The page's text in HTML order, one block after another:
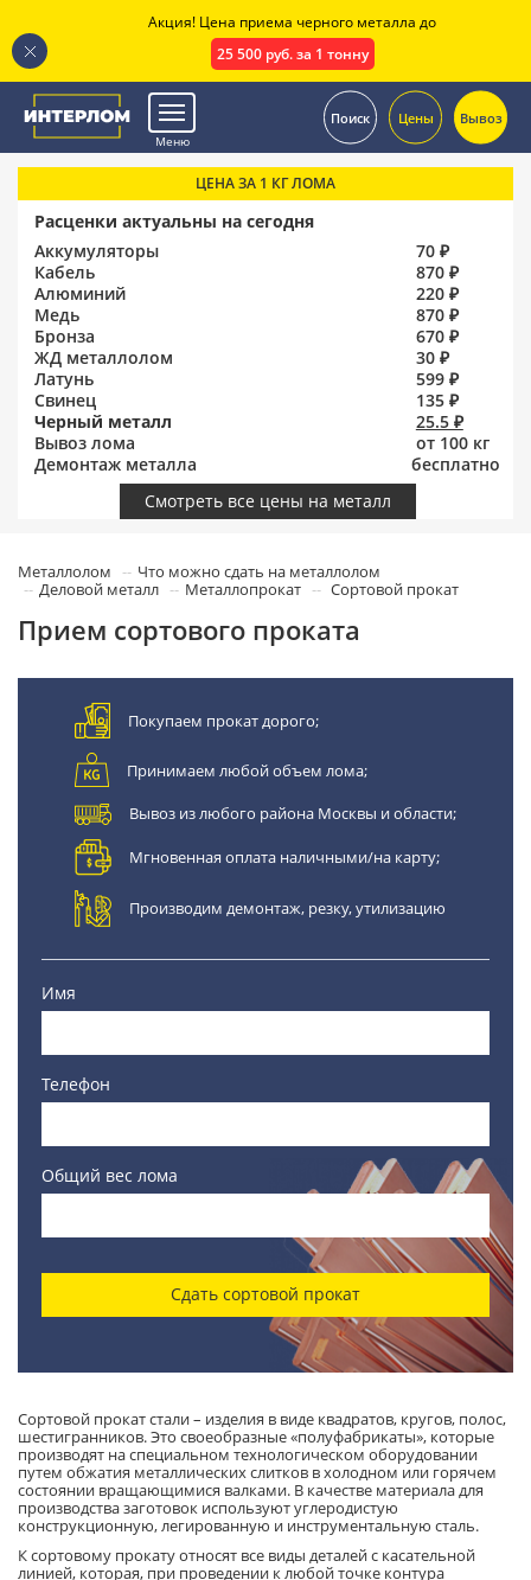
Меню
Поиск Цены Вывоз
ЦЕНА ЗА 1 КГ ЛОМА
Расценки актуальны на сегодня
Аккумуляторы
70 ₽
Кабель
870 ₽
Алюминий
220 ₽
Медь
870 ₽
Бронза
670 ₽
ЖД металлолом
30 ₽
Латунь
599 ₽
Свинец
135 ₽
Черный металл
25.5 ₽
Вывоз лома
от 100 кг
Демонтаж металла
бесплатно
Смотреть все цены на металл
Металлолом
Что можно сдать на металлолом
Деловой металл
Металлопрокат Сортовой прокат
Прием сортового проката
Покупаем прокат дорого;
Принимаем любой объем лома;
Вывоз из любого района Москвы и области;
Мгновенная оплата наличными/на карту;
Производим демонтаж, резку, утилизацию
Имя
Телефон
Общий вес лома
Сдать сортовой прокат
Сортовой прокат стали – изделия в виде квадратов, кругов, полос,
шестигранников. Это своеобразные «полуфабрикаты», которые
производят на специальном технологическом оборудовании
путем обжатия металлических слитков в холодном или горячем
состоянии вращающимися валками. В качестве материала для
производства заготовок используют углеродистую
конструкционную, легированную и инструментальную сталь.
К сортовому прокату относят все виды деталей с касательной
линией, которая, при проведении к любой точке контура
Акция! Цена приема черного металла до
25 500 руб. за 1 тонну
.